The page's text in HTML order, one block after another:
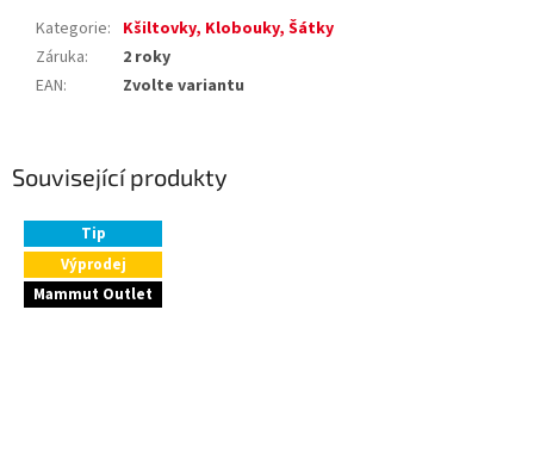
Související produkty
Tip
Výprodej
Mammut Outlet
Kategorie: Kšiltovky, Klobouky, Šátky
Záruka:
2 roky
EAN: Zvolte variantu